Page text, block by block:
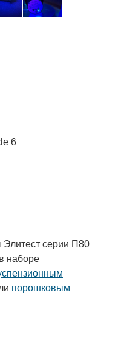
6
серии П80
наборе
порошковым